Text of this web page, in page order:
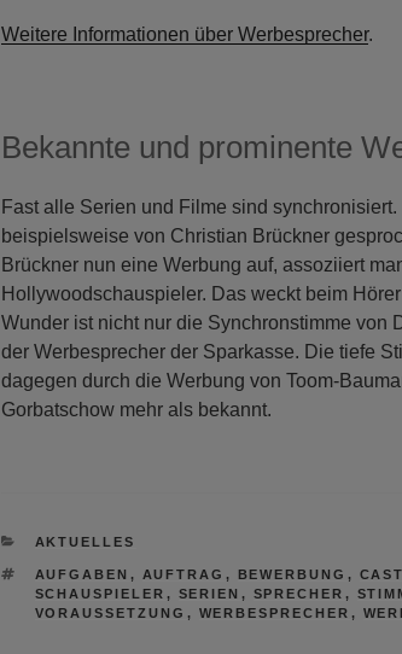
Weitere Informationen über Werbesprecher.
Bekannte und prominente
Fast alle Serien und Filme sind
beispielsweise von Christian Brückner
Brückner nun eine Werbung auf, assoziiert
Hollywoodschauspieler. Das weckt beim
Wunder ist nicht nur die Synchronstimme von
der Werbesprecher der Sparkasse. Die tiefe
dagegen durch die Werbung von Toom-
Gorbatschow mehr als bekannt.
KATEGORIEN
AKTUELLES
SCHLAGWÖRTER
AUFGABEN , AUFTRAG , BEWERBUNG ,
SCHAUSPIELER , SERIEN , SPRECHER ,
VORAUSSETZUNG , WERBESPRECHER ,